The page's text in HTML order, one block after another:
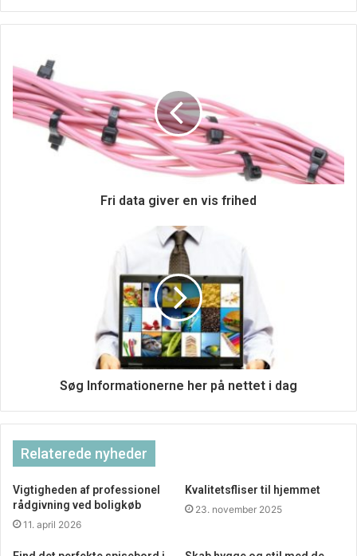
Fri data giver en vis frihed
Søg Informationerne her på nettet i dag
Relaterede nyheder
Vigtigheden af professionel
rådgivning ved boligkøb
11. april 2026
Kvalitetsfliser til hjemmet
23. november 2025